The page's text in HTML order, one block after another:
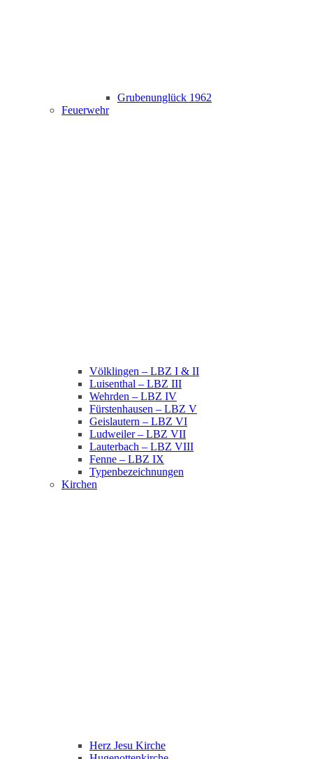
Grubenunglück 1962
Feuerwehr
Völklingen – LBZ I & II
Luisenthal – LBZ III
Wehrden – LBZ IV
Fürstenhausen – LBZ V
Geislautern – LBZ VI
Ludweiler – LBZ VII
Lauterbach – LBZ VIII
Fenne – LBZ IX
Typenbezeichnungen
Kirchen
Herz Jesu Kirche